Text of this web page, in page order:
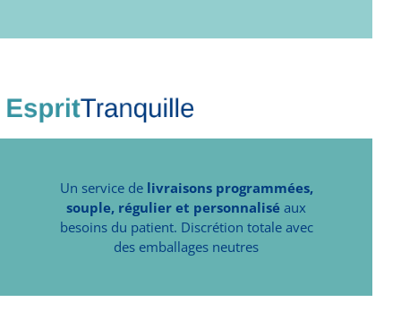
Un service de livraisons programmées,
souple, régulier et personnalisé aux
besoins du patient. Discrétion totale avec
des emballages neutres